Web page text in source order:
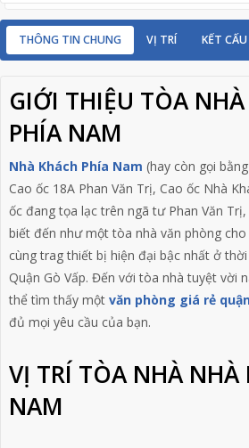
THÔNG TIN CHUNG VỊ TRÍ KẾT CẤU
GIỚI THIỆU TÒA
PHÍA NAM
Nhà Khách Phía Nam (hay còn gọi
Cao ốc 18A Phan Văn Trị, Cao ốc Nhà
ốc đang tọa lạc trên ngã tư Phan Văn
biết đến như một tòa nhà văn phòng
cùng trag thiết bị hiện đại bậc nhất ở
Quận Gò Vấp. Đến với tòa nhà tuyệt vời
thể tìm thấy một văn phòng giá rẻ
đủ mọi yêu cầu của bạn.
VỊ TRÍ TÒA NHÀ NHÀ
NAM